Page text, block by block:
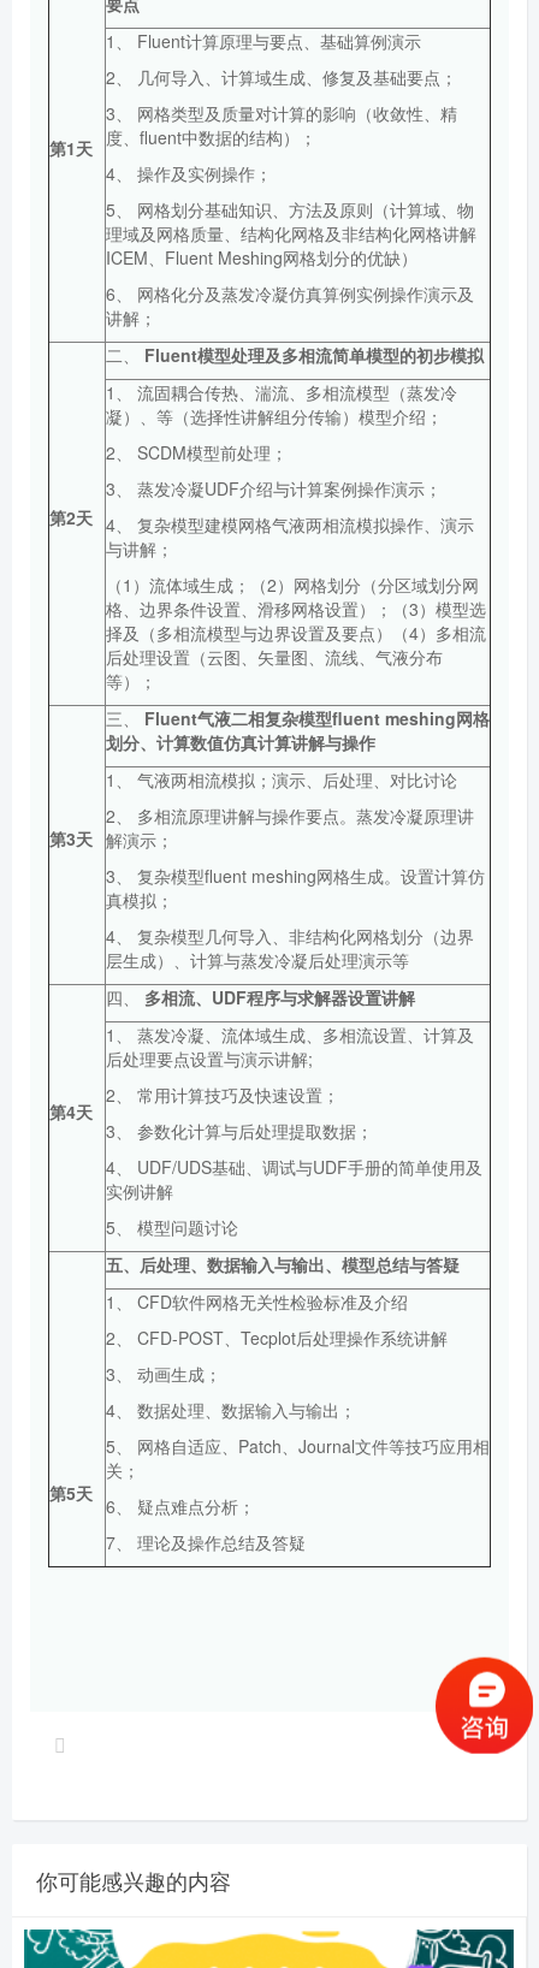
第1天
1、 Fluent计算原理与要点、基础算例演示
2、 几何导入、计算域生成、修复及基础要点；
3、 网格类型及质量对计算的影响（收敛性、精
度、fluent中数据的结构）；
4、 操作及实例操作；
5、 网格划分基础知识、方法及原则（计算域、物
理域及网格质量、结构化网格及非结构化网格讲解
ICEM、Fluent Meshing网格划分的优缺）
6、 网格化分及蒸发冷凝仿真算例实例操作演示及
讲解；
第2天
二、 Fluent模型处理及多相流简单模型的初步模拟
1、 流固耦合传热、湍流、多相流模型（蒸发冷
凝）、等（选择性讲解组分传输）模型介绍；
2、 SCDM模型前处理；
3、 蒸发冷凝UDF介绍与计算案例操作演示；
4、 复杂模型建模网格气液两相流模拟操作、演示
与讲解；
（1）流体域生成；（2）网格划分（分区域划分网
格、边界条件设置、滑移网格设置）；（3）模型选
择及（多相流模型与边界设置及要点）（4）多相流
后处理设置（云图、矢量图、流线、气液分布
等）；
第3天
三、 Fluent气液二相复杂模型fluent meshing网格
划分、计算数值仿真计算讲解与操作
1、 气液两相流模拟；演示、后处理、对比讨论
2、 多相流原理讲解与操作要点。蒸发冷凝原理讲
解演示；
3、 复杂模型fluent meshing网格生成。设置计算仿
真模拟；
4、 复杂模型几何导入、非结构化网格划分（边界
层生成）、计算与蒸发冷凝后处理演示等
第4天
四、 多相流、UDF程序与求解器设置讲解
1、 蒸发冷凝、流体域生成、多相流设置、计算及
后处理要点设置与演示讲解;
2、 常用计算技巧及快速设置；
3、 参数化计算与后处理提取数据；
4、 UDF/UDS基础、调试与UDF手册的简单使用及
实例讲解
5、 模型问题讨论
第5天
五、后处理、 数据输入与输出、 模型总结与答疑
1、 CFD软件网格无关性检验标准及介绍
2、 CFD-POST、Tecplot后处理操作系统讲解
3、 动画生成；
4、 数据处理、数据输入与输出；
5、 网格自适应、Patch、Journal文件等技巧应用相
关；
6、 疑点难点分析；
7、 理论及操作总结及答疑
你可能感兴趣的内容